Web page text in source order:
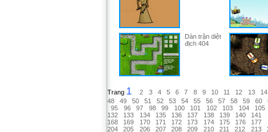
Dàn trận diệt
địch 404
Trang 1 2 3 4 5 6 7 8 9 10 11 12 13 14
48
49 50 51 52 53 54 55 56 57 58 59 60
95
96 97 98 99 100 101 102 103 104 105
132
133 134 135 136 137 138 139 140 141
168
169 170 171 172 173 174 175 176 177
204
205 206 207 208 209 210 211 212 213